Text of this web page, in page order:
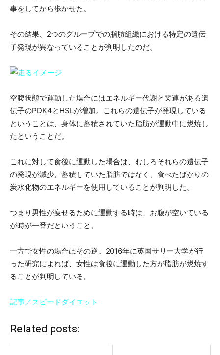
事をしてから歩かせた。
その結果、2つのグループでの脂肪組織における特定の遺伝
子発現が異なっていることが判明したのだ。
空腹状態で運動した場合にはエネルギー代謝と関連がある遺
伝子のPDK4とHSLが増加。これらの遺伝子が発現している
ということは、身体に蓄積されていた脂肪が運動中に燃焼し
たということだ。
これに対して食後に運動した場合は、むしろそれらの遺伝子
の発現が減少。蓄積していた脂肪ではなく、食べたばかりの
炭水化物のエネルギーを使用していることが判明した。
つまり男性が痩せるために運動する時は、お腹が空いている
が時が一番だということ。
一方で女性の場合はその逆。2016年に英国サリー大学が行
った研究によれば、女性は食後に運動した方が脂肪が燃焼す
ることが判明している。
記事／スピードダイエット
Related posts: